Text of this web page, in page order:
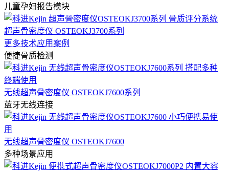
儿童孕妇报告模块
超声骨密度仪 OSTEOKJ3700系列
更多技术应用案例
便捷骨质检测
无线超声骨密度仪 OSTEOKJ7600系列
蓝牙无线连接
无线超声骨密度仪 OSTEOKJ7600
多种场景应用